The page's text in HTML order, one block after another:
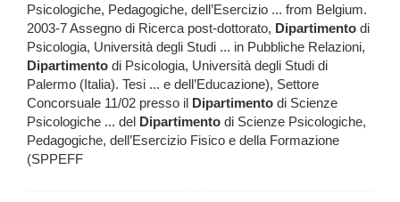
Psicologiche, Pedagogiche, dell’Esercizio ... from Belgium.
2003-7 Assegno di Ricerca post-dottorato, Dipartimento di
Psicologia, Università degli Studi ... in Pubbliche Relazioni,
Dipartimento di Psicologia, Università degli Studi di
Palermo (Italia). Tesi ... e dell’Educazione), Settore
Concorsuale 11/02 presso il Dipartimento di Scienze
Psicologiche ... del Dipartimento di Scienze Psicologiche,
Pedagogiche, dell’Esercizio Fisico e della Formazione
(SPPEFF